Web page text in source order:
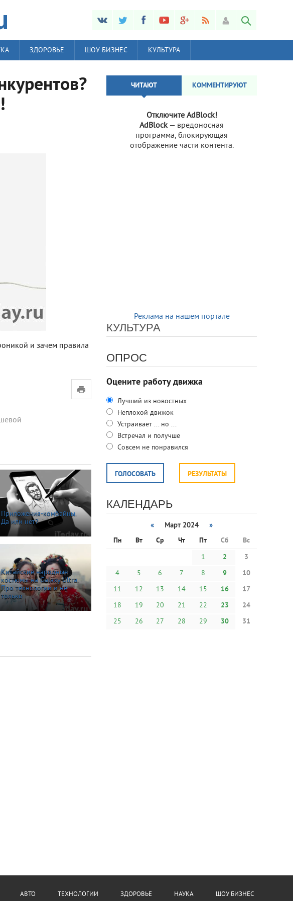
ЗДОРОВЬЕ ШОУ БИЗНЕС КУЛЬТУРА
и зачем правила
Приложения-комбайны.
Да или нет?
Китайские народные
костюмы на Galaxy Ultra.
Про технологии и не
только
ЧИТАЮТ КОММЕНТИРУЮТ
Отключите AdBlock!
AdBlock— вредоносная
программа, блокирующая
отображение части контента.
Реклама на нашем портале
КУЛЬТУРА
ОПРОС
Оцените работу движка
Лучший из новостных
Неплохой движок
Устраивает ... но ...
Встречал и получше
Совсем не понравился
ГОЛОСОВАТЬ РЕЗУЛЬТАТЫ
КАЛЕНДАРЬ
« Март 2024
»
Пн
Вт Ср Чт Пт Сб
Вс
1
2
3
4
5 6 7 8 9
10
11
12 13 14 15 16
17
18
19 20 21 22 23
24
25
26 27 28 29 30 31
АВТО ТЕХНОЛОГИИ ЗДОРОВЬЕ НАУКА ШОУ БИЗНЕС